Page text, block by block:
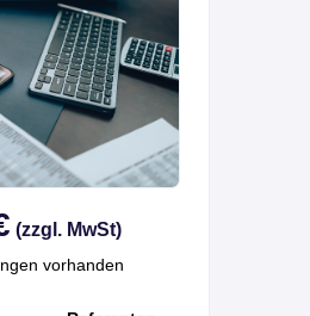
(zzgl. MwSt)
vorhanden